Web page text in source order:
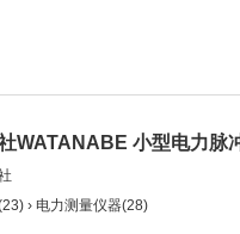
WATANABE 小型电力脉
› 电力测量仪器(28)